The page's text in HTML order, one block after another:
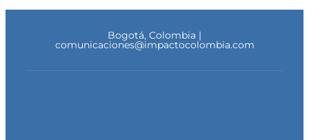
Bogotá, Colombia |
comunicaciones@impactocolombia.com